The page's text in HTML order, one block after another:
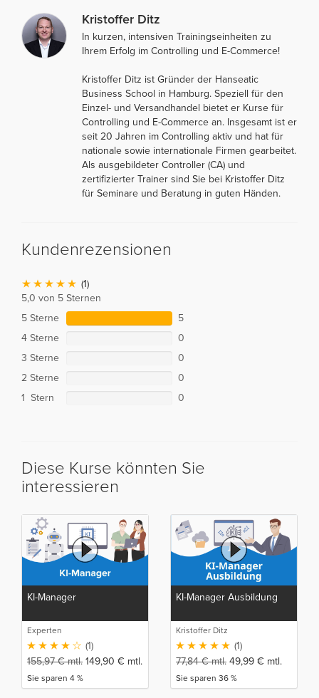
Kristoffer Ditz
In kurzen, intensiven Trainingseinheiten zu
Ihrem Erfolg im Controlling und E-Commerce!
Kristoffer Ditz ist Gründer der Hanseatic
Business School in Hamburg. Speziell für den
Einzel- und Versandhandel bietet er Kurse für
Controlling und E-Commerce an. Insgesamt ist er
seit 20 Jahren im Controlling aktiv und hat für
nationale sowie internationale Firmen gearbeitet.
Als ausgebildeter Controller (CA) und
zertifizierter Trainer sind Sie bei Kristoffer Ditz
für Seminare und Beratung in guten Händen.
Kundenrezensionen
(1)
5,0 von 5 Sternen
5 Sterne
5
4 Sterne
0
3 Sterne
0
2 Sterne
0
1 Stern
0
Diese Kurse könnten Sie
interessieren
KI-Manager
Experten
(1)
155,97€mtl. 149,90 € mtl.
Sie sparen 4 %
KI-Manager Ausbildung
Kristoffer Ditz
(1)
77,84€mtl. 49,99 € mtl.
Sie sparen 36 %